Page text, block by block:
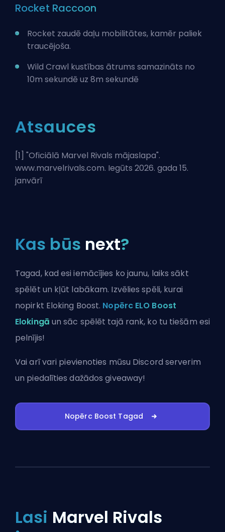
Rocket Raccoon
Rocket zaudē daļu mobilitātes, kamēr paliek
traucējoša.
Wild Crawl kustības ātrums samazināts no
10m sekundē uz 8m sekundē
Atsauces
[1] "Oficiālā Marvel Rivals mājaslapa".
www.marvelrivals.com. Iegūts 2026. gada 15.
janvārī
Kas būs next?
Tagad, kad esi iemācījies ko jaunu, laiks sākt
spēlēt un kļūt labākam. Izvēlies spēli, kurai
nopirkt Eloking Boost. Nopērc ELO Boost
Elokingā un sāc spēlēt tajā rank, ko tu tiešām esi
pelnījis!
Vai arī vari pievienoties mūsu Discord serverim
un piedalīties dažādos giveaway!
Nopērc Boost Tagad
Lasi Marvel Rivals